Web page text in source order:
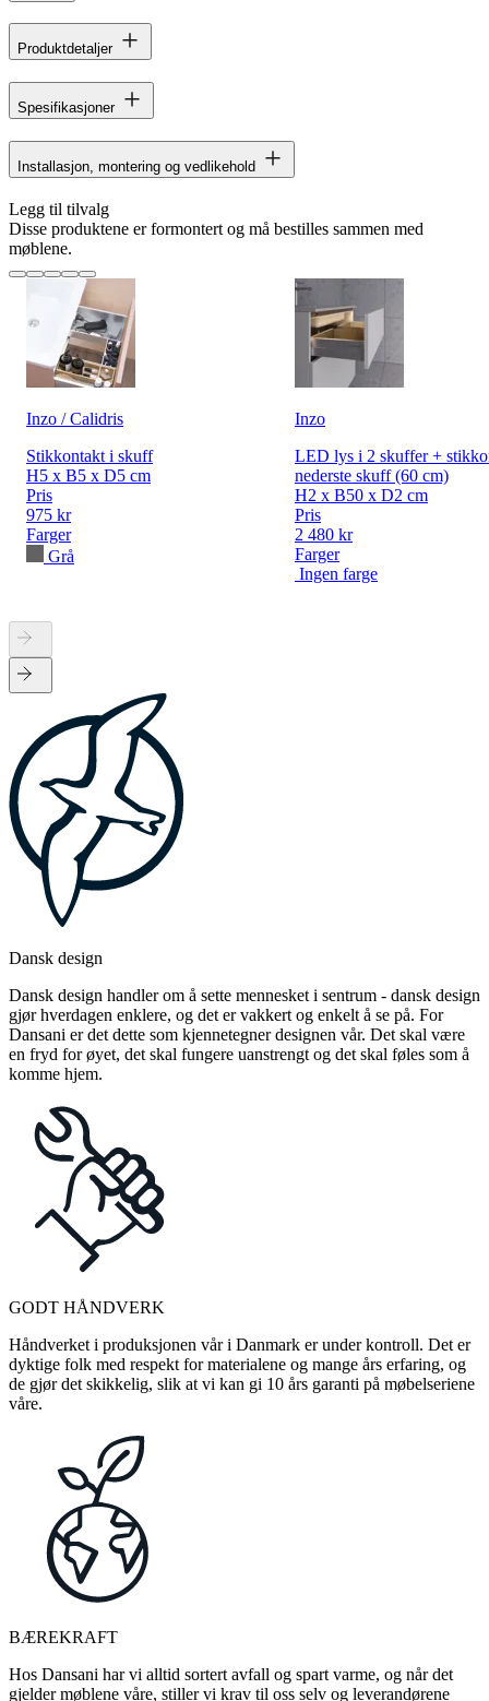
Produktdetaljer
Spesifikasjoner
Installasjon, montering og vedlikehold
Legg til tilvalg
Disse produktene er formontert og må bestilles sammen med
møblene.
Inzo / Calidris
Stikkontakt i skuff
H5 x B5 x D5 cm
Pris
975 kr
Farger
Grå
Inzo
LED lys i 2 skuffer +
nederste skuff (60 cm)
H2 x B50 x D2 cm
Pris
2 480 kr
Farger
Ingen farge
Dansk design
Dansk design handler om å sette mennesket i sentrum - dansk design
gjør hverdagen enklere, og det er vakkert og enkelt å se på. For
Dansani er det dette som kjennetegner designen vår. Det skal være
en fryd for øyet, det skal fungere uanstrengt og det skal føles som å
komme hjem.
GODT HÅNDVERK
Håndverket i produksjonen vår i Danmark er under kontroll. Det er
dyktige folk med respekt for materialene og mange års erfaring, og
de gjør det skikkelig, slik at vi kan gi 10 års garanti på møbelseriene
våre.
BÆREKRAFT
Hos Dansani har vi alltid sortert avfall og spart varme, og når det
gjelder møblene våre, stiller vi krav til oss selv og leverandørene